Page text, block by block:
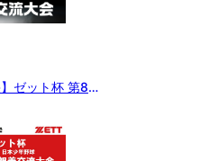
ゼット杯 第8回